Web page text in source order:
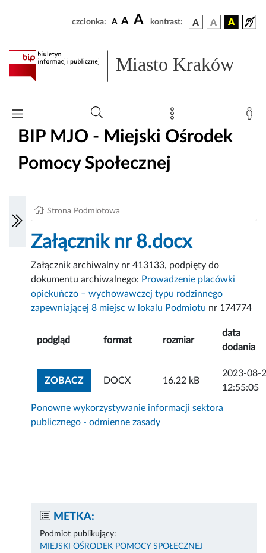
czcionka: A A A kontrast:
Miasto Kraków
BIP MJO - Miejski Ośrodek
Pomocy Społecznej
Strona Podmiotowa
Załącznik nr 8.docx
Załącznik archiwalny nr 413133, podpięty do
dokumentu archiwalnego: Prowadzenie placówki
opiekuńczo – wychowawczej typu rodzinnego
zapewniającej 8 miejsc w lokalu Podmiotu nr 174774
podgląd format rozmiar
data
dodania
ZOBACZZOBACZ ZAŁĄCZNIK
DOCX 16.22 kB
2023-08-
12:55:05
Ponowne wykorzystywanie informacji sektora
publicznego - odmienne zasady
METKA:
Podmiot publikujący:
MIEJSKI OŚRODEK POMOCY SPOŁECZNEJ